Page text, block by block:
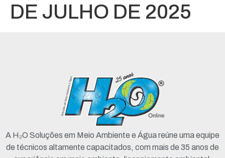
DE JULHO DE 2025
A H₂O Soluções em Meio Ambiente e Água reúne uma equipe
de técnicos altamente capacitados, com mais de 35 anos de